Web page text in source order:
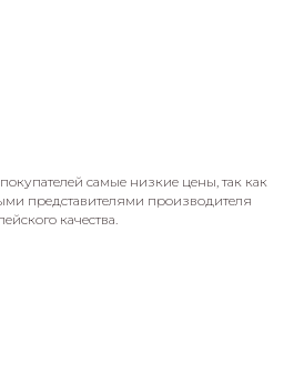
самые низкие цены, так как
представителями производителя
качества.